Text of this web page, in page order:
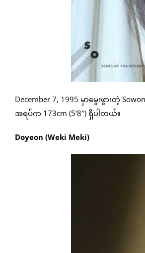
December 7, 1995 မှာမွေးဖွားတဲ့
အရပ်က 173cm (5’8″) ရှိပါတယ်။
Doyeon (Weki Meki)